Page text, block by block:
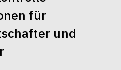
für
und